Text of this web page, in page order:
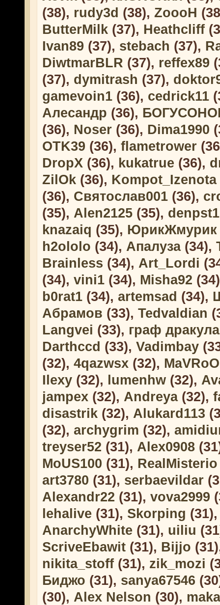
(38), rudy3d (38), ZoooH
ButterMilk (37), Heathcliff
Ivan89 (37), stebach (37),
DiwtmarBLR (37), reffex89
(37), dymitrash (37),
gamevoin1 (36), cedrick11
Алесандр (36),
(36), Noser (36), Dima1990
OTK39 (36), flametrower
DropX (36), kukatrue (36),
ZilOk (36), Kompot_Izenota
(36), Святослав001 (36),
(35), Alen2125 (35),
knazaiq (35), ЮрикЖмурик
h2ololo (34), Апалуза(34),
Brainless (34), Art_Lordi
(34), vini1 (34), Misha92
b0rat1 (34), artemsad (34),
Абрамов (33), Tedvaldian
Langvei (33), граф дракула
Darthccd (33), Vadimbay
(32), 4qazwsx (32), MaVRoO
Ilexy (32), lumenhw (32),
jampex (32), Andreya(32),
disastrik (32), Alukard113
(32), archygrim (32),
treyser52 (31), Alex0908
MoUS100 (31), RealMisterio
art3780 (31), serbaevildar
Alexandr22 (31), vova2999
lehalive (31), Skorping
AnarchyWhite (31), uiliu
ScriveEbawit (31), Bijjo
nikita_stoff (31), zik_mozi
Биджо (31), sanya67546
(30), Alex Nelson (30),